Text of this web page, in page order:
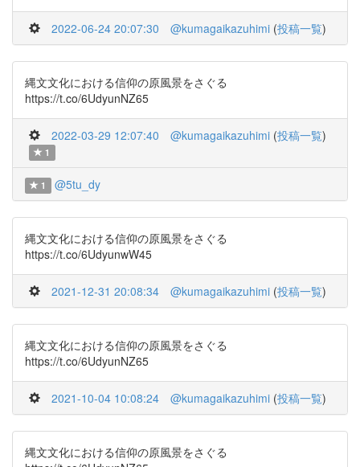
2022-06-24 20:07:30 @kumagaikazuhimi (投稿一覧)
縄文文化における信仰の原風景をさぐる
https://t.co/6UdyunNZ65
2022-03-29 12:07:40 @kumagaikazuhimi (投稿一覧)
1
1 @5tu_dy
縄文文化における信仰の原風景をさぐる
https://t.co/6UdyunwW45
2021-12-31 20:08:34 @kumagaikazuhimi (投稿一覧)
縄文文化における信仰の原風景をさぐる
https://t.co/6UdyunNZ65
2021-10-04 10:08:24 @kumagaikazuhimi (投稿一覧)
縄文文化における信仰の原風景をさぐる